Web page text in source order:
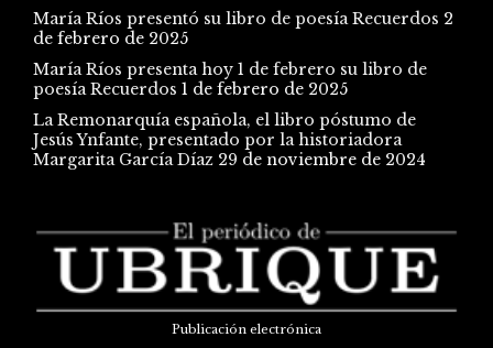
María Ríos presentó su libro de poesía Recuerdos 2
de febrero de 2025
María Ríos presenta hoy 1 de febrero su libro de
poesía Recuerdos 1 de febrero de 2025
La Remonarquía española, el libro póstumo de
Jesús Ynfante, presentado por la historiadora
Margarita García Díaz 29 de noviembre de 2024
Publicación electrónica